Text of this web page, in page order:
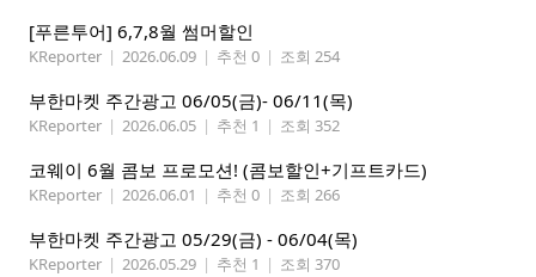
[푸른투어] 6,7,8월 썸머할인
KReporter | 2026.06.09 | 추천 0 | 조회 254
부한마켓 주간광고 06/05(금)- 06/11(목)
KReporter | 2026.06.05 | 추천 1 | 조회 352
코웨이 6월 콤보 프로모션! (콤보할인+기프트카드)
KReporter | 2026.06.01 | 추천 0 | 조회 266
부한마켓 주간광고 05/29(금) - 06/04(목)
KReporter | 2026.05.29 | 추천 1 | 조회 370